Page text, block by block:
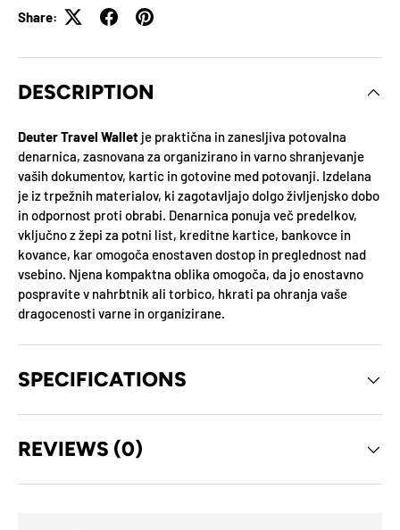
Share:
DESCRIPTION
Deuter Travel Wallet je praktična in zanesljiva potovalna
denarnica, zasnovana za organizirano in varno shranjevanje
vaših dokumentov, kartic in gotovine med potovanji. Izdelana
je iz trpežnih materialov, ki zagotavljajo dolgo življenjsko dobo
in odpornost proti obrabi. Denarnica ponuja več predelkov,
vključno z žepi za potni list, kreditne kartice, bankovce in
kovance, kar omogoča enostaven dostop in preglednost nad
vsebino. Njena kompaktna oblika omogoča, da jo enostavno
pospravite v nahrbtnik ali torbico, hkrati pa ohranja vaše
dragocenosti varne in organizirane.
SPECIFICATIONS
REVIEWS (0)